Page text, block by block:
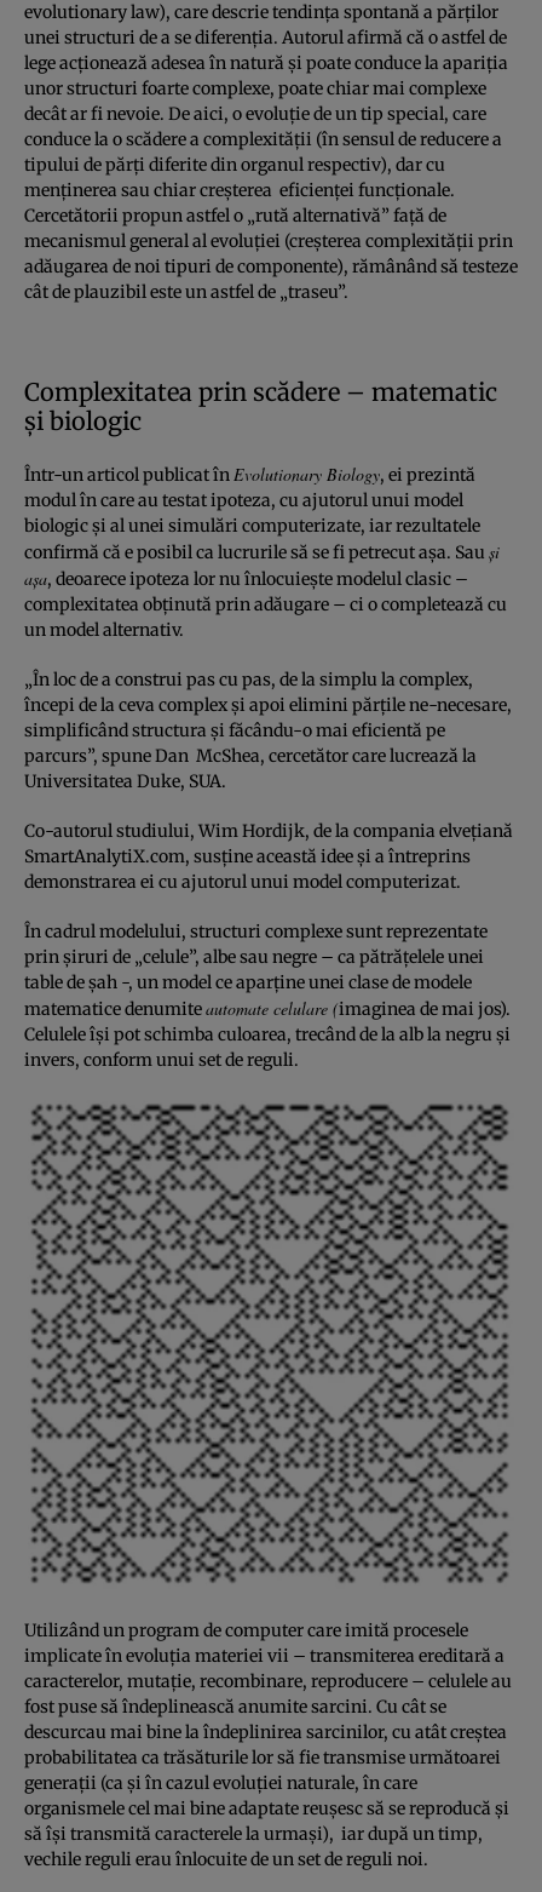
evolutionary law), care descrie tendinţa spontană a părţilor
unei structuri de a se diferenţia. Autorul afirmă că o astfel de
lege acţionează adesea în natură şi poate conduce la apariţia
unor structuri foarte complexe, poate chiar mai complexe
decât ar fi nevoie. De aici, o evoluţie de un tip special, care
conduce la o scădere a complexităţii (în sensul de reducere a
tipului de părţi diferite din organul respectiv), dar cu
menţinerea sau chiar creşterea eficienţei funcţionale.
Cercetătorii propun astfel o „rută alternativă” faţă de
mecanismul general al evoluţiei (creşterea complexităţii prin
adăugarea de noi tipuri de componente), rămânând să testeze
cât de plauzibil este un astfel de „traseu”.
Complexitatea prin scădere – matematic
şi biologic
Într-un articol publicat înEvolutionary Biology, ei prezintă
modul în care au testat ipoteza, cu ajutorul unui model
biologic şi al unei simulări computerizate, iar rezultatele
confirmă că e posibil ca lucrurile să se fi petrecut aşa. Sau şi
aşa, deoarece ipoteza lor nu înlocuieşte modelul clasic –
complexitatea obţinută prin adăugare – ci o completează cu
un model alternativ.
„În loc de a construi pas cu pas, de la simplu la complex,
începi de la ceva complex şi apoi elimini părţile ne-necesare,
simplificând structura şi făcându-o mai eficientă pe
parcurs”, spune Dan McShea, cercetător care lucrează la
Universitatea Duke, SUA.
Co-autorul studiului, Wim Hordijk, de la compania elveţiană
SmartAnalytiX.com, susţine această idee şi a întreprins
demonstrarea ei cu ajutorul unui model computerizat.
În cadrul modelului, structuri complexe sunt reprezentate
prin şiruri de „celule”, albe sau negre – ca pătrăţelele unei
table de şah -, un model ce aparţine unei clase de modele
matematice denumiteautomate celulare (imaginea de mai jos).
Celulele îşi pot schimba culoarea, trecând de la alb la negru şi
invers, conform unui set de reguli.
Utilizând un program de computer care imită procesele
implicate în evoluţia materiei vii – transmiterea ereditară a
caracterelor, mutaţie, recombinare, reproducere – celulele au
fost puse să îndeplinească anumite sarcini. Cu cât se
descurcau mai bine la îndeplinirea sarcinilor, cu atât creştea
probabilitatea ca trăsăturile lor să fie transmise următoarei
generaţii (ca şi în cazul evoluţiei naturale, în care
organismele cel mai bine adaptate reuşesc să se reproducă şi
să îşi transmită caracterele la urmaşi), iar după un timp,
vechile reguli erau înlocuite de un set de reguli noi.